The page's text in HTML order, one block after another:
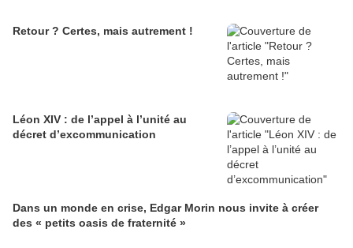
Retour ? Certes, mais autrement !
Léon XIV : de l’appel à l’unité au
décret d’excommunication
Dans un monde en crise, Edgar Morin nous invite à créer
des « petits oasis de fraternité »